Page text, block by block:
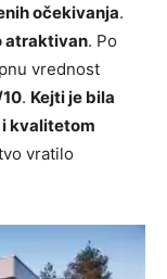
očekivanja.
atraktivan. Po
vrednost
. Kejti je bila
kvalitetom
vratilo